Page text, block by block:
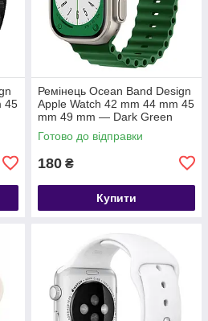
45
Ремінець Ocean Band Design
Apple Watch 42 mm 44 mm 45
mm 49 mm — Dark Green
Готово до відправки
180 ₴
Купити